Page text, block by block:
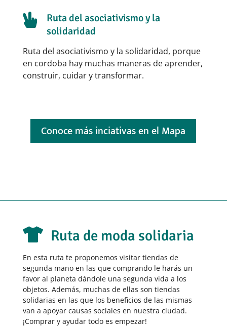

Ruta del asociativismo y la
solidaridad
Ruta del asociativismo y la solidaridad, porque
en cordoba hay muchas maneras de aprender,
construir, cuidar y transformar.
Conoce más inciativas en el Mapa
 Ruta de moda solidaria
En esta ruta te proponemos visitar tiendas de
segunda mano en las que comprando le harás un
favor al planeta dándole una segunda vida a los
objetos. Además, muchas de ellas son tiendas
solidarias en las que los beneficios de las mismas
van a apoyar causas sociales en nuestra ciudad.
¡Comprar y ayudar todo es empezar!